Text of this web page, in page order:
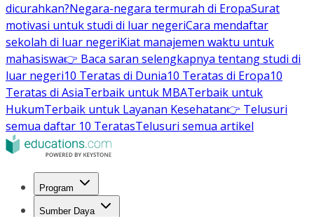
dicurahkan?Negara-negara termurah di EropaSurat
motivasi untuk studi di luar negeriCara mendaftar
sekolah di luar negeriKiat manajemen waktu untuk
mahasiswa👉 Baca saran selengkapnya tentang studi di
luar negeri10 Teratas di Dunia10 Teratas di Eropa10
Teratas di AsiaTerbaik untuk MBATerbaik untuk
HukumTerbaik untuk Layanan Kesehatan👉 Telusuri
semua daftar 10 TeratasTelusuri semua artikel
Program
Sumber Daya